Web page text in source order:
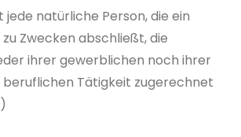
natürliche Person, die ein
Zwecken abschließt, die
ihrer gewerblichen noch ihrer
Tätigkeit zugerechnet